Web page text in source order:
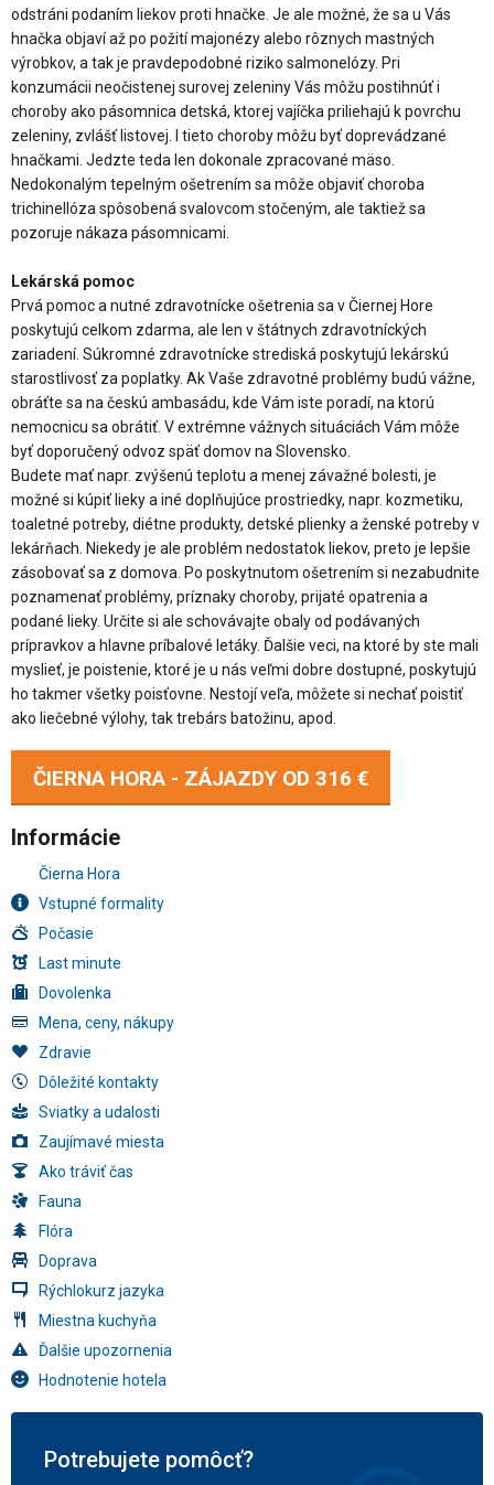
odstráni podaním liekov proti hnačke. Je ale možné, že sa u Vás
hnačka objaví až po požití majonézy alebo rôznych mastných
výrobkov, a tak je pravdepodobné riziko salmonelózy. Pri
konzumácii neočistenej surovej zeleniny Vás môžu postihnúť i
choroby ako pásomnica detská, ktorej vajíčka priliehajú k povrchu
zeleniny, zvlášť listovej. I tieto choroby môžu byť doprevádzané
hnačkami. Jedzte teda len dokonale zpracované mäso.
Nedokonalým tepelným ošetrením sa môže objaviť choroba
trichinellóza spôsobená svalovcom stočeným, ale taktiež sa
pozoruje nákaza pásomnicami.
Lekárská pomoc
Prvá pomoc a nutné zdravotnícke ošetrenia sa v Čiernej Hore
poskytujú celkom zdarma, ale len v štátnych zdravotníckých
zariadení. Súkromné zdravotnícke strediská poskytujú lekárskú
starostlivosť za poplatky. Ak Vaše zdravotné problémy budú vážne,
obráťte sa na českú ambasádu, kde Vám iste poradí, na ktorú
nemocnicu sa obrátiť. V extrémne vážnych situáciách Vám môže
byť doporučený odvoz späť domov na Slovensko.
Budete mať napr. zvýšenú teplotu a menej závažné bolesti, je
možné si kúpiť lieky a iné doplňujúce prostriedky, napr. kozmetiku,
toaletné potreby, diétne produkty, detské plienky a ženské potreby v
lekárňach. Niekedy je ale problém nedostatok liekov, preto je lepšie
zásobovať sa z domova. Po poskytnutom ošetrením si nezabudnite
poznamenať problémy, príznaky choroby, prijaté opatrenia a
podané lieky. Určite si ale schovávajte obaly od podávaných
prípravkov a hlavne príbalové letáky. Ďalšie veci, na ktoré by ste mali
myslieť, je poistenie, ktoré je u nás veľmi dobre dostupné, poskytujú
ho takmer všetky poisťovne. Nestojí veľa, môžete si nechať poistiť
ako liečebné výlohy, tak trebárs batožinu, apod.
ČIERNA HORA - ZÁJAZDY OD 316 €
Informácie
Čierna Hora
Vstupné formality
Počasie
Last minute
Dovolenka
Mena, ceny, nákupy
Zdravie
Dôležité kontakty
Sviatky a udalosti
Zaujímavé miesta
Ako tráviť čas
Fauna
Flóra
Doprava
Rýchlokurz jazyka
Miestna kuchyňa
Ďalšie upozornenia
Hodnotenie hotela
Potrebujete pomôcť?